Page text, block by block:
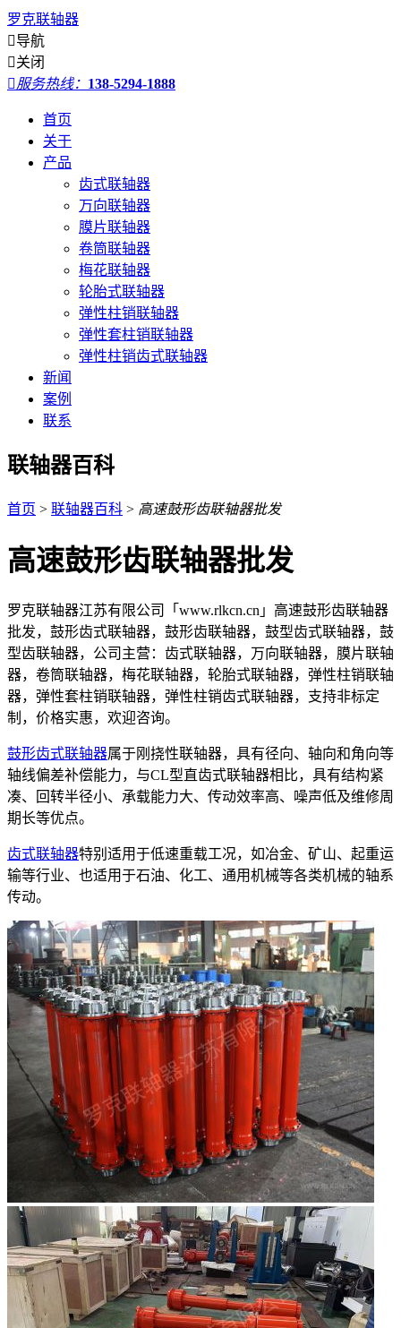
罗克联轴器
导航
关闭
服务热线： 138-5294-1888
首页
关于
产品
齿式联轴器
万向联轴器
膜片联轴器
卷筒联轴器
梅花联轴器
轮胎式联轴器
弹性柱销联轴器
弹性套柱销联轴器
弹性柱销齿式联轴器
新闻
案例
联系
联轴器百科
首页 > 联轴器百科 > 高速鼓形齿联轴器批发
高速鼓形齿联轴器批发
罗克联轴器江苏有限公司「www.rlkcn.cn」高速鼓形齿联轴器
批发，鼓形齿式联轴器，鼓形齿联轴器，鼓型齿式联轴器，鼓
型齿联轴器，公司主营：齿式联轴器，万向联轴器，膜片联轴
器，卷筒联轴器，梅花联轴器，轮胎式联轴器，弹性柱销联轴
器，弹性套柱销联轴器，弹性柱销齿式联轴器，支持非标定
制，价格实惠，欢迎咨询。
鼓形齿式联轴器属于刚挠性联轴器，具有径向、轴向和角向等
轴线偏差补偿能力，与CL型直齿式联轴器相比，具有结构紧
凑、回转半径小、承载能力大、传动效率高、噪声低及维修周
期长等优点。
齿式联轴器特别适用于低速重载工况，如冶金、矿山、起重运
输等行业、也适用于石油、化工、通用机械等各类机械的轴系
传动。